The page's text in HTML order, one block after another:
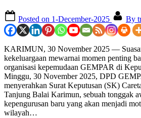
Posted on 1-December-2025 By
KARIMUN, 30 November 2025 —
kekeluargaan mewarnai momen penting
organisasi kepemudaan GEMPAR di
Minggu, 30 November 2025, DPD
menyerahkan Surat Keputusan (SK)
Tanjung Balai Karimun, sebuah tonggak
kepengurusan baru yang akan menjadi
wilayah…